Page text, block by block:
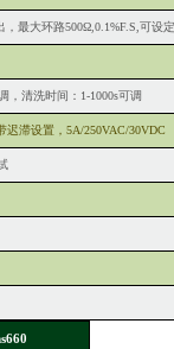
，最大环路500Ω,0.1%F.S,可设
，清洗时间：1-1000s可调
迟滞设置，5A/250VAC/30VDC